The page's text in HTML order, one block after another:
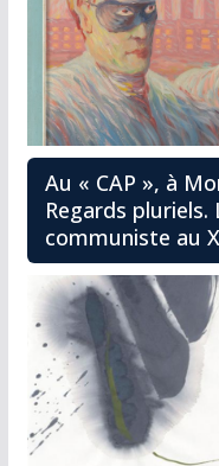
Au « CAP », à
Regards pluriels.
communiste au